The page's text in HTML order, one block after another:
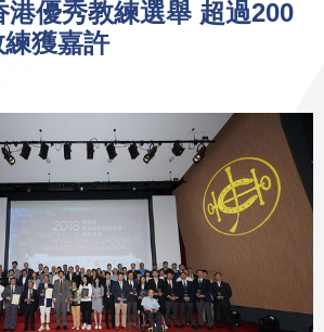
港優秀教練選舉 超過200
獲嘉許